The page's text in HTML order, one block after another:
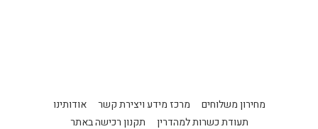
מחירון משלוחים מרכז מידע ויצירת קשר
אודותינו
תעודת כשרות למהדרין
תקנון רכישה באתר